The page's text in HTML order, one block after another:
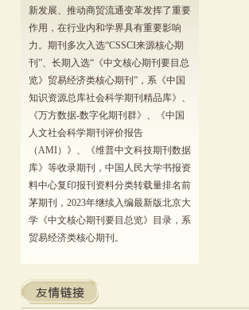
新发展、推动商贸流通变革发挥了重要
作用，在行业内和学界具有重要影响
力。期刊多次入选“CSSCI来源核心期
刊”、长期入选“《中文核心期刊要目总
览》贸易经济类核心期刊”，系《中国
知识资源总库社会科学期刊精品库》、
《万方数据-数字化期刊群》、《中国
人文社会科学期刊评价报告
（AMI）》、《维普中文科技期刊数据
库》等收录期刊，中国人民大学书报资
料中心复印报刊资料分类转载量排名前
茅期刊，2023年继续入编最新版北京大
学《中文核心期刊要目总览》目录，系
贸易经济类核心期刊。